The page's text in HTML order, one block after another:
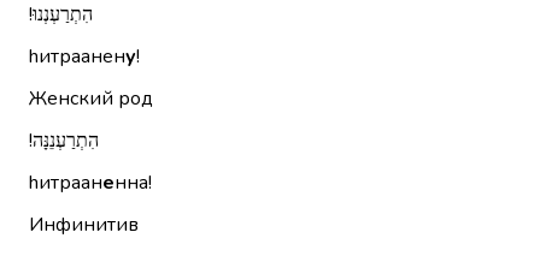
הִתְרַעְנְנוּ!‏
hитраанену!
Женский род
הִתְרַעְנֵנָּה!‏
hитрааненна!
Инфинитив